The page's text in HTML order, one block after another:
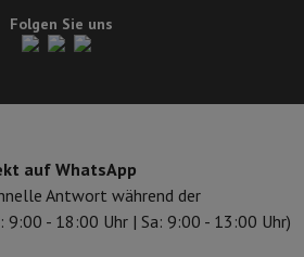
HomeSicherheit & Schutz
AkkusLadegerät für AkkusSteckdosen
Und erhalten Sie Echtzeit-
der Telefon-App.
Folgen Sie uns
auf WhatsApp
Antwort während der
- 18:00 Uhr | Sa: 9:00 - 13:00 Uhr)